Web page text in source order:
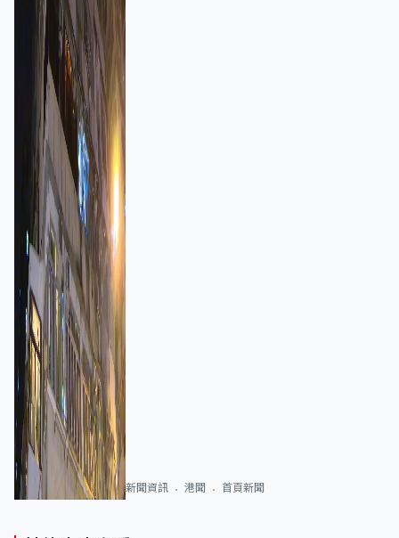
新聞資訊 港聞 首頁新聞